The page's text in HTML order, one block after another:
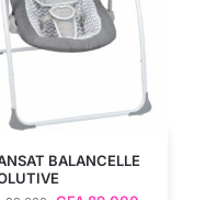
BALANCELLE